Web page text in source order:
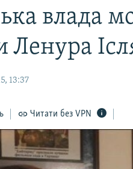
влада
Ленура
13:37
Читати без VPN